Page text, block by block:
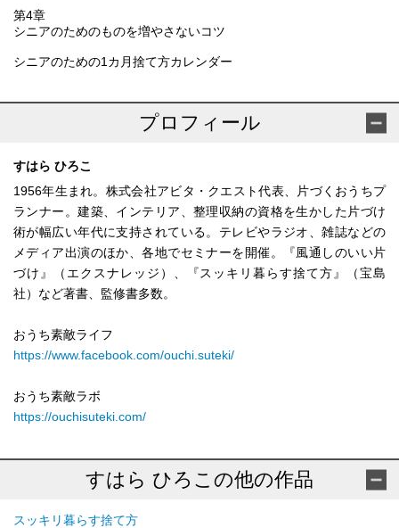
第4章
シニアのためのものを増やさないコツ
シニアのための1カ月捨て方カレンダー
プロフィール
すはら ひろこ
1956年生まれ。株式会社アビタ・クエスト代表、片づくおうちプ
ランナー。建築、インテリア、整理収納の資格を生かした片づけ
術が幅広い年代に支持されている。テレビやラジオ、雑誌などの
メディア出演のほか、各地でセミナーを開催。『風通しのいい片
づけ』（エクスナレッジ）、『スッキリ暮らす捨て方』（宝島
社）など著書、監修書多数。
おうち素敵ライフ
https://www.facebook.com/ouchi.suteki/
おうち素敵ラボ
https://ouchisuteki.com/
すはら ひろこの他の作品
スッキリ暮らす捨て方